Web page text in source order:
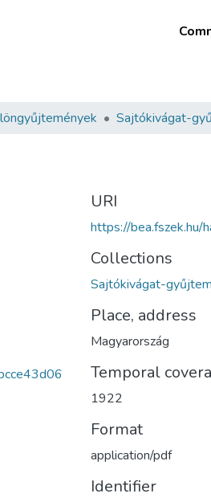
Sajtókivágat-
URI
https://
Collections
Sajtókivágat-
Place, address
Magyarország
Temporal
1922
Format
application/pdf
Identifier